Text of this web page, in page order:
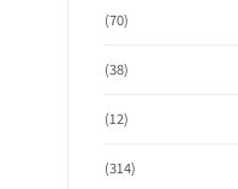
(70)
(38)
(12)
(314)